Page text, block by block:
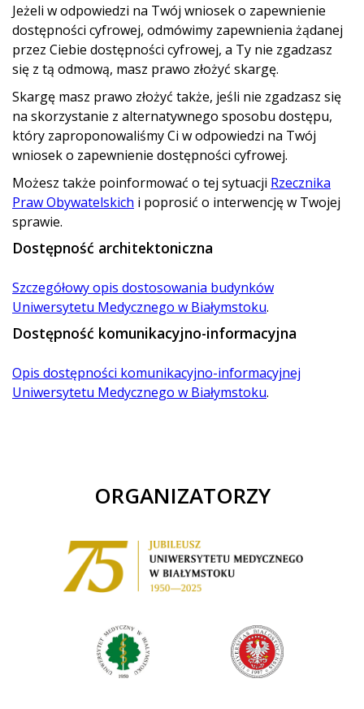
Jeżeli w odpowiedzi na Twój wniosek o zapewnienie
dostępności cyfrowej, odmówimy zapewnienia żądanej
przez Ciebie dostępności cyfrowej, a Ty nie zgadzasz
się z tą odmową, masz prawo złożyć skargę.
Skargę masz prawo złożyć także, jeśli nie zgadzasz się
na skorzystanie z alternatywnego sposobu dostępu,
który zaproponowaliśmy Ci w odpowiedzi na Twój
wniosek o zapewnienie dostępności cyfrowej.
Możesz także poinformować o tej sytuacji Rzecznika
Praw Obywatelskich i poprosić o interwencję w Twojej
sprawie.
Dostępność architektoniczna
Szczegółowy opis dostosowania budynków
Uniwersytetu Medycznego w Białymstoku.
Dostępność komunikacyjno-informacyjna
Opis dostępności komunikacyjno-informacyjnej
Uniwersytetu Medycznego w Białymstoku.
ORGANIZATORZY